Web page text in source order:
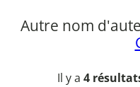
Autre nom
Il y a 4